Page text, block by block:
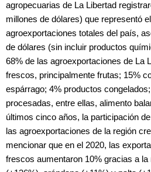
agropecuarias de La Libertad
millones de dólares) que representó
agroexportaciones totales del país,
de dólares (sin incluir productos
68% de las agroexportaciones de La
frescos, principalmente frutas; 15%
espárrago; 4% productos
procesadas, entre ellas, alimento
últimos cinco años, la participación
las agroexportaciones de la región
mencionar que en el 2020, las
frescos aumentaron 10% gracias a